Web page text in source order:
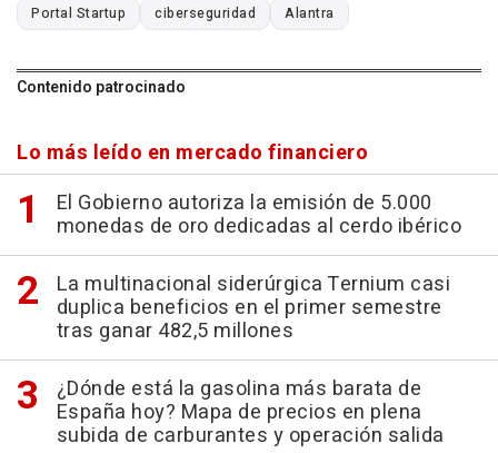
Portal Startup ciberseguridad Alantra
Contenido patrocinado
Lo más leído en mercado financiero
El Gobierno autoriza la emisión de 5.000
monedas de oro dedicadas al cerdo ibérico
La multinacional siderúrgica Ternium casi
duplica beneficios en el primer semestre
tras ganar 482,5 millones
¿Dónde está la gasolina más barata de
España hoy? Mapa de precios en plena
subida de carburantes y operación salida